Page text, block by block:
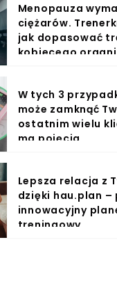
Menopauza
ciężarów.
jak dopasować
kobiecego
W tych 3
może zamknąć
ostatnim wielu
ma pojęcia
Lepsza relacja z
dzięki hau.plan –
innowacyjny
treningowy